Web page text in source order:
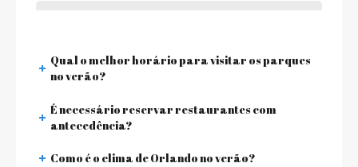
Qual o melhor horário para visitar os parques
no verão?
É necessário reservar restaurantes com
antecedência?
Como é o clima de Orlando no verão?